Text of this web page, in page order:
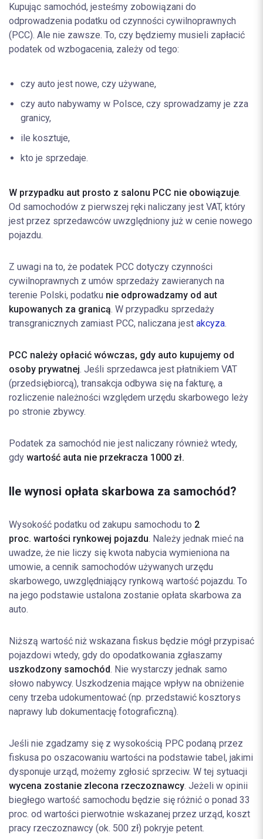
Kupując samochód, jesteśmy zobowiązani do
odprowadzenia podatku od czynności cywilnoprawnych
(PCC). Ale nie zawsze. To, czy będziemy musieli zapłacić
podatek od wzbogacenia, zależy od tego:
czy auto jest nowe, czy używane,
czy auto nabywamy w Polsce, czy sprowadzamy je zza
granicy,
ile kosztuje,
kto je sprzedaje.
W przypadku aut prosto z salonu PCC nie obowiązuje.
Od samochodów z pierwszej ręki naliczany jest VAT, który
jest przez sprzedawców uwzględniony już w cenie nowego
pojazdu.
Z uwagi na to, że podatek PCC dotyczy czynności
cywilnoprawnych z umów sprzedaży zawieranych na
terenie Polski, podatku nie odprowadzamy od aut
kupowanych za granicą. W przypadku sprzedaży
transgranicznych zamiast PCC, naliczana jest akcyza.
PCC należy opłacić wówczas, gdy auto kupujemy od
osoby prywatnej. Jeśli sprzedawca jest płatnikiem VAT
(przedsiębiorcą), transakcja odbywa się na fakturę, a
rozliczenie należności względem urzędu skarbowego leży
po stronie zbywcy.
Podatek za samochód nie jest naliczany również wtedy,
gdy wartość auta nie przekracza 1000 zł.
Ile wynosi opłata skarbowa za samochód?
Wysokość podatku od zakupu samochodu to 2
proc. wartości rynkowej pojazdu. Należy jednak mieć na
uwadze, że nie liczy się kwota nabycia wymieniona na
umowie, a cennik samochodów używanych urzędu
skarbowego, uwzględniający rynkową wartość pojazdu. To
na jego podstawie ustalona zostanie opłata skarbowa za
auto.
Niższą wartość niż wskazana fiskus będzie mógł przypisać
pojazdowi wtedy, gdy do opodatkowania zgłaszamy
uszkodzony samochód. Nie wystarczy jednak samo
słowo nabywcy. Uszkodzenia mające wpływ na obniżenie
ceny trzeba udokumentować (np. przedstawić kosztorys
naprawy lub dokumentację fotograficzną).
Jeśli nie zgadzamy się z wysokością PPC podaną przez
fiskusa po oszacowaniu wartości na podstawie tabel, jakimi
dysponuje urząd, możemy zgłosić sprzeciw. W tej sytuacji
wycena zostanie zlecona rzeczoznawcy. Jeżeli w opinii
biegłego wartość samochodu będzie się różnić o ponad 33
proc. od wartości pierwotnie wskazanej przez urząd, koszt
pracy rzeczoznawcy (ok. 500 zł) pokryje petent.